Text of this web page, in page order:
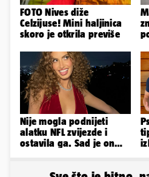
FOTO Nives diže
Celzijuse! Mini haljinica
skoro je otkrila previše
Nije mogla podnijeti
alatku NFL zvijezde i
ostavila ga. Sad je on